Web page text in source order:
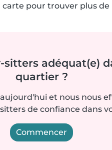
carte pour trouver plus de
sitters adéquat(e)
quartier ?
et nous nous
de confiance dans
Commencer